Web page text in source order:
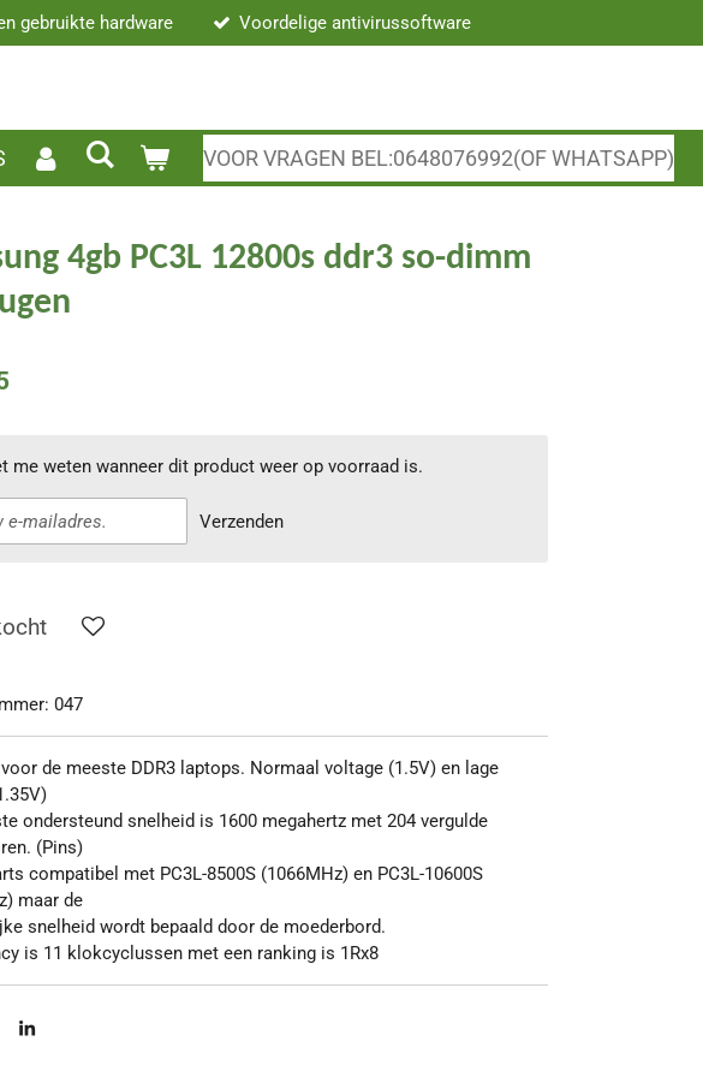
gebruikte hardware Voordelige antivirussoftware
VOOR VRAGEN BEL:0648076992(OF WHATSAPP)
4gb PC3L 12800s ddr3 so-dimm
me weten wanneer dit product weer op voorraad is.
Verzenden
047
de meeste DDR3 laptops. Normaal voltage (1.5V) en lage
ondersteund snelheid is 1600 megahertz met 204 vergulde
(Pins)
compatibel met PC3L-8500S (1066MHz) en PC3L-10600S
maar de
snelheid wordt bepaald door de moederbord.
is 11 klokcyclussen met een ranking is 1Rx8
S